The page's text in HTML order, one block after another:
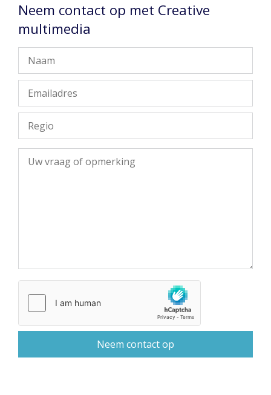
Neem contact op met Creative
multimedia